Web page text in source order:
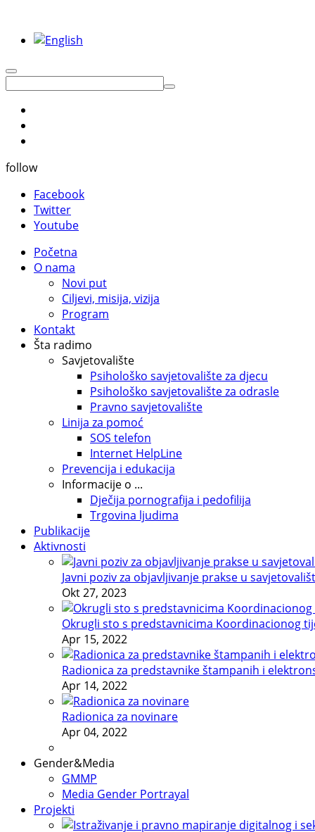
follow
Facebook
Twitter
Youtube
Početna
O nama
Novi put
Ciljevi, misija, vizija
Program
Kontakt
Šta radimo
Savjetovalište
Psihološko savjetovalište za djecu
Psihološko savjetovalište za odrasle
Pravno savjetovalište
Linija za pomoć
SOS telefon
Internet HelpLine
Prevencija i edukacija
Informacije o ...
Dječija pornografija i pedofilija
Trgovina ljudima
Publikacije
Aktivnosti
Javni poziv za objavljivanje prakse u
Okt 27, 2023
Okrugli sto s predstavnicima Koordinacionog
Apr 15, 2022
Radionica za predstavnike štampanih i
Apr 14, 2022
Radionica za novinare
Apr 04, 2022
Gender&Media
GMMP
Media Gender Portrayal
Projekti